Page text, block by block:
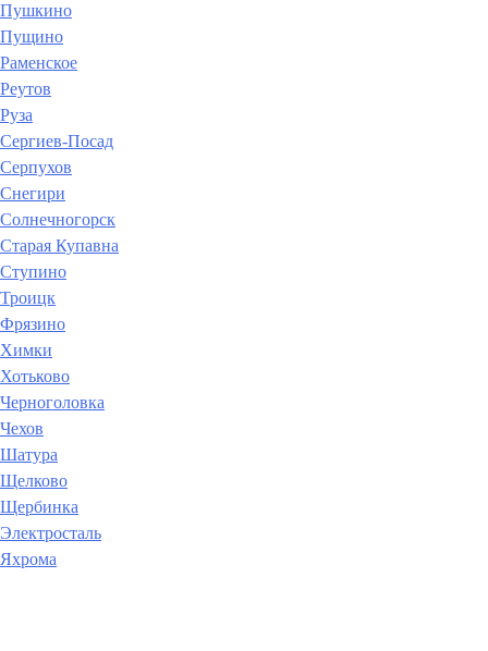
Пушкино
Пущино
Раменское
Реутов
Руза
Сергиев-Посад
Серпухов
Снегири
Солнечногорск
Старая Купавна
Ступино
Троицк
Фрязино
Химки
Хотьково
Черноголовка
Чехов
Шатура
Щелково
Щербинка
Электросталь
Яхрома